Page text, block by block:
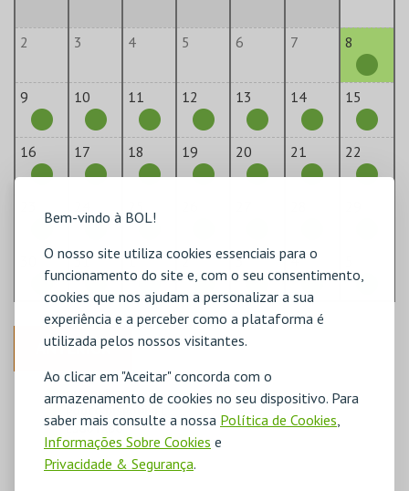
Bem-vindo à BOL!
O nosso site utiliza cookies essenciais para o
funcionamento do site e, com o seu consentimento,
cookies que nos ajudam a personalizar a sua
experiência e a perceber como a plataforma é
utilizada pelos nossos visitantes.
Ao clicar em "Aceitar" concorda com o
armazenamento de cookies no seu dispositivo. Para
saber mais consulte a nossa Política de Cookies
Informações Sobre Cookies e
Privacidade & Segurança.
2 3 4 5 6 7 8
9 10 11 12 13 14 15
16 17 18 19 20 21 22
31 1 2 3 4
ANTERIOR
DISPONÍVEL
ESGOTADO